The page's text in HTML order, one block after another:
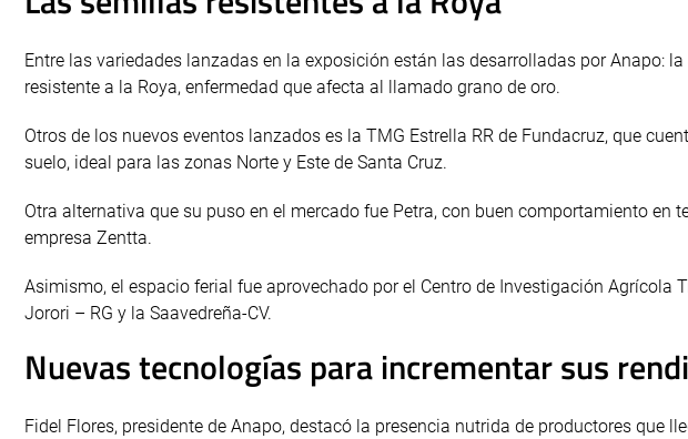
Entre las variedades lanzadas en la exposición están las desarrolladas por Anapo:
resistente a la Roya, enfermedad que afecta al llamado grano de oro.
Otros de los nuevos eventos lanzados es la TMG Estrella RR de Fundacruz, que
suelo, ideal para las zonas Norte y Este de Santa Cruz.
Otra alternativa que su puso en el mercado fue Petra, con buen comportamiento en
empresa Zentta.
Asimismo, el espacio ferial fue aprovechado por el Centro de Investigación Agrícola
Jorori – RG y la Saavedreña-CV.
Nuevas tecnologías para incrementar sus
Fidel Flores, presidente de Anapo, destacó la presencia nutrida de productores que